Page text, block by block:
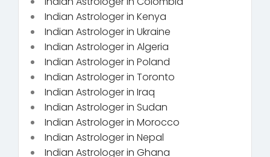
Indian Astrologer in Kenya
Indian Astrologer in Ukraine
Indian Astrologer in Algeria
Indian Astrologer in Poland
Indian Astrologer in Toronto
Indian Astrologer in Iraq
Indian Astrologer in Sudan
Indian Astrologer in Morocco
Indian Astrologer in Nepal
Indian Astrologer in Ghana